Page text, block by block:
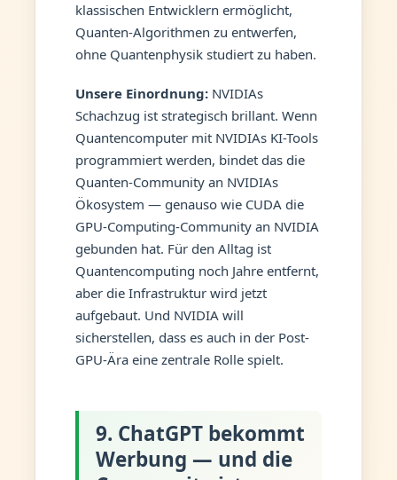
klassischen Entwicklern ermöglicht,
Quanten-Algorithmen zu entwerfen,
ohne Quantenphysik studiert zu haben.
Unsere Einordnung:NVIDIAs
Schachzug ist strategisch brillant. Wenn
Quantencomputer mit NVIDIAs KI-Tools
programmiert werden, bindet das die
Quanten-Community an NVIDIAs
Ökosystem — genauso wie CUDA die
GPU-Computing-Community an NVIDIA
gebunden hat. Für den Alltag ist
Quantencomputing noch Jahre entfernt,
aber die Infrastruktur wird jetzt
aufgebaut. Und NVIDIA will
sicherstellen, dass es auch in der Post-
GPU-Ära eine zentrale Rolle spielt.
9. ChatGPT bekommt
Werbung — und die